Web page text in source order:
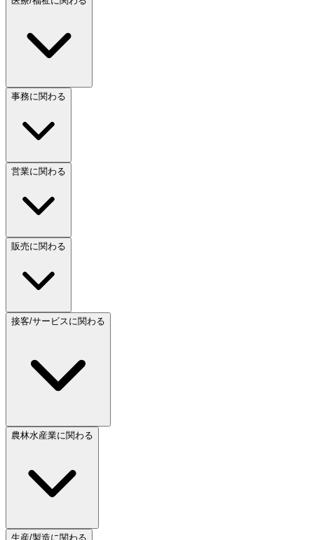
事務に関わる
営業に関わる
販売に関わる
接客/サービスに関わる
農林水産業に関わる
生産/製造に関わる